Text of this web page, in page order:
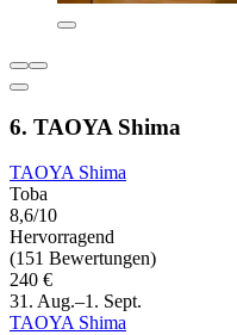
6. TAOYA Shima
TAOYA Shima
Toba
8,6/10
Hervorragend
(151 Bewertungen)
240 €
31. Aug.–1. Sept.
TAOYA Shima